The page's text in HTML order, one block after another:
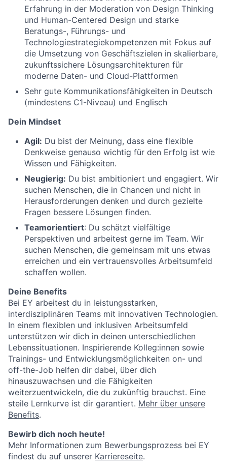
Erfahrung in der Moderation von Design Thinking
und Human-Centered Design und starke
Beratungs-, Führungs- und
Technologiestrategiekompetenzen mit Fokus auf
die Umsetzung von Geschäftszielen in skalierbare,
zukunftssichere Lösungsarchitekturen für
moderne Daten- und Cloud-Plattformen
Sehr gute Kommunikationsfähigkeiten in Deutsch
(mindestens C1-Niveau) und Englisch
Dein Mindset
Agil: Du bist der Meinung, dass eine flexible
Denkweise genauso wichtig für den Erfolg ist wie
Wissen und Fähigkeiten.
Neugierig: Du bist ambitioniert und engagiert. Wir
suchen Menschen, die in Chancen und nicht in
Herausforderungen denken und durch gezielte
Fragen bessere Lösungen finden.
Teamorientiert: Du schätzt vielfältige
Perspektiven und arbeitest gerne im Team. Wir
suchen Menschen, die gemeinsam mit uns etwas
erreichen und ein vertrauensvolles Arbeitsumfeld
schaffen wollen.
Deine Benefits
Bei EY arbeitest du in leistungsstarken,
interdisziplinären Teams mit innovativen Technologien.
In einem flexiblen und inklusiven Arbeitsumfeld
unterstützen wir dich in deinen unterschiedlichen
Lebenssituationen. Inspirierende Kolleg:innen sowie
Trainings- und Entwicklungsmöglichkeiten on- und
off-the-Job helfen dir dabei, über dich
hinauszuwachsen und die Fähigkeiten
weiterzuentwickeln, die du zukünftig brauchst. Eine
steile Lernkurve ist dir garantiert. Mehr über unsere
Benefits.
Bewirb dich noch heute!
Mehr Informationen zum Bewerbungsprozess bei EY
findest du auf unserer Karriereseite.